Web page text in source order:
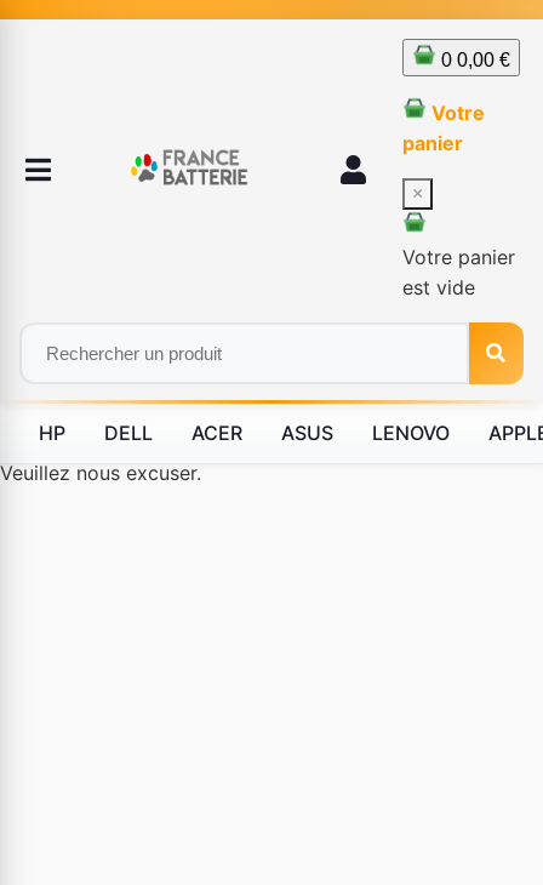
0 0,00 €
Votre
panier
×
Votre panier
est vide
HP DELL ACER ASUS LENOVO
Le produit #BLD--12232 n'est plus disponible à la vente.
Veuillez nous excuser.